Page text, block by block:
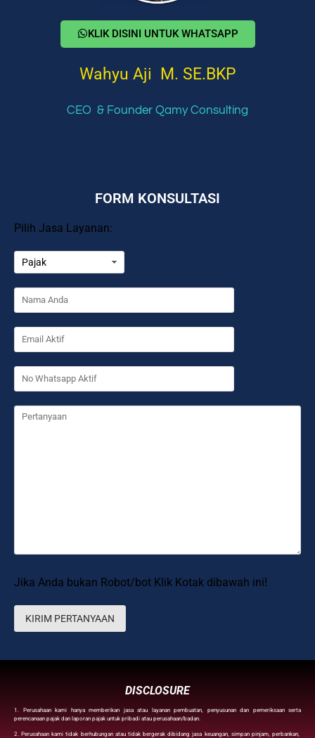
KLIK DISINI UNTUK WHATSAPP
Wahyu Aji M. SE.BKP
CEO & Founder Qamy Consulting
FORM KONSULTASI
Pilih Jasa Layanan:
Jika Anda bukan Robot/bot Klik Kotak dibawah ini!
DISCLOSURE
1. Perusahaan kami hanya memberikan jasa atau layanan pembuatan, penyusunan dan pemeriksaan serta
perencanaan pajak dan laporan pajak untuk pribadi atau perusahaan/badan.
2. Perusahaan kami tidak berhubungan atau tidak bergerak dibidang jasa keuangan, simpan pinjam, perbankan,